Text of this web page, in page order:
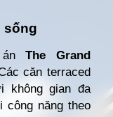
sống
ánThe Grand
căn terraced
không gian đa
công năng theo